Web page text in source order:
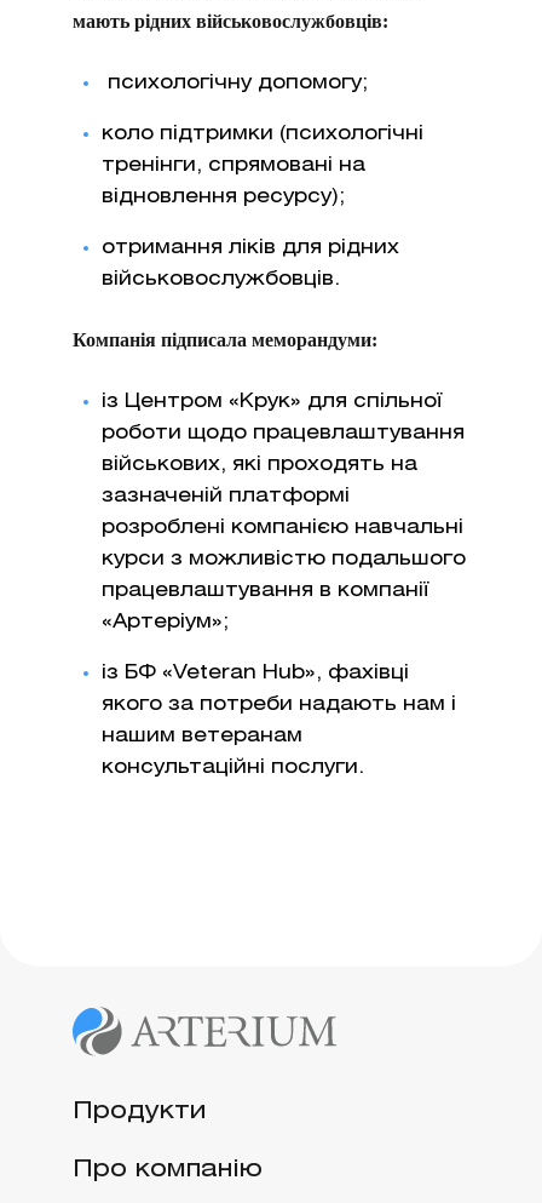
мають рідних військовослужбовців:
психологічну допомогу;
коло підтримки (психологічні
тренінги, спрямовані на
відновлення ресурсу);
отримання ліків для рідних
військовослужбовців.
Компанія підписала меморандуми:
із Центром «Крук» для спільної
роботи щодо працевлаштування
військових, які проходять на
зазначеній платформі
розроблені компанією навчальні
курси з можливістю подальшого
працевлаштування в компанії
«Артеріум»;
із БФ «Veteran Hub», фахівці
якого за потреби надають нам і
нашим ветеранам
консультаційні послуги.
Продукти
Про компанію